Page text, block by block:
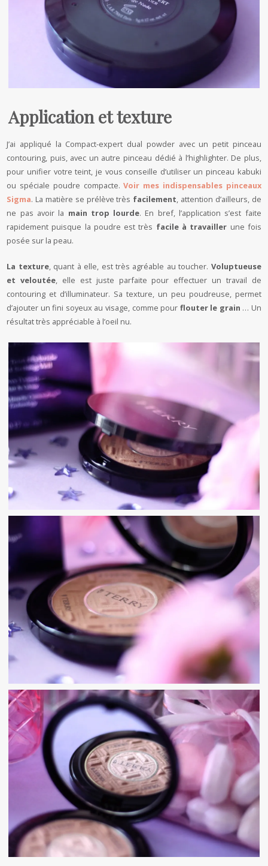
Application et texture
J’ai appliqué la Compact-expert dual powder avec un petit pinceau
contouring, puis, avec un autre pinceau dédié à l’highlighter. De plus,
pour unifier votre teint, je vous conseille d’utiliser un pinceau kabuki
ou spéciale poudre compacte.Voir mes indispensables pinceaux
Sigma. La matière se prélève très facilement, attention d’ailleurs, de
ne pas avoir la main trop lourde. En bref, l’application s’est faite
rapidement puisque la poudre est très facile à travailler une fois
posée sur la peau.
La texture, quant à elle, est très agréable au toucher. Voluptueuse
et veloutée, elle est juste parfaite pour effectuer un travail de
contouring et d’illuminateur. Sa texture, un peu poudreuse, permet
d’ajouter un fini soyeux au visage, comme pour flouter le grain … Un
résultat très appréciable à l’oeil nu.